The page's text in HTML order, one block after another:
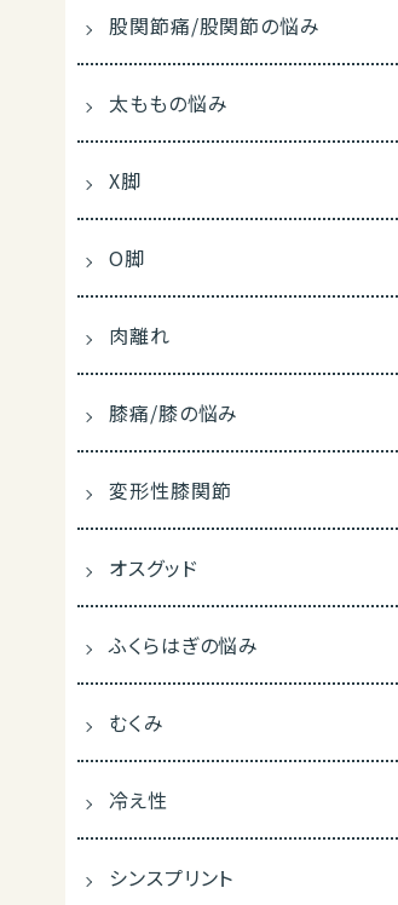
股関節痛/股関節の悩み
太ももの悩み
X脚
O脚
肉離れ
膝痛/膝の悩み
変形性膝関節
オスグッド
ふくらはぎの悩み
むくみ
冷え性
シンスプリント